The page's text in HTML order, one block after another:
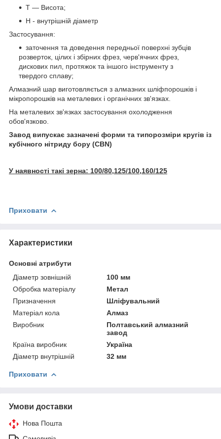
T — Висота;
H - внутрішній діаметр
Застосування:
заточення та доведення передньої поверхні зубців
розверток, цілих і збірних фрез, черв'ячних фрез,
дискових пил, протяжок та іншого інструменту з
твердого сплаву;
Алмазний шар виготовляється з алмазних шліфпорошків і
мікропорошків на металевих і органічних зв'язках.
На металевих зв'язках застосування охолодження
обов'язково.
Завод випускає зазначені форми та типорозміри кругів із
кубічного нітриду бору (CBN)
У наявності такі зерна: 100/80,125/100,160/125
Приховати
Характеристики
Основні атрибути
Діаметр зовнішній
100 мм
Обробка матеріалу
Метал
Призначення
Шліфувальний
Матеріал кола
Алмаз
Виробник
Полтавський алмазний
завод
Країна виробник
Україна
Діаметр внутрішній
32 мм
Приховати
Умови доставки
Нова Пошта